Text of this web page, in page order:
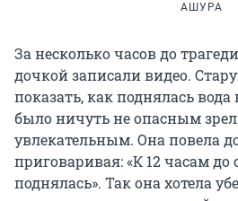
АШУРА
За несколько часов до
дочкой записали видео.
показать, как поднялась вода
было ничуть не опасным
увлекательным. Она повела
приговаривая: «К 12 часам до
поднялась». Так она хотела